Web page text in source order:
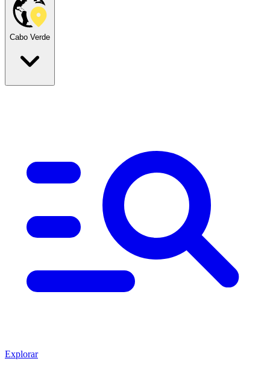
Cabo Verde
Explorar